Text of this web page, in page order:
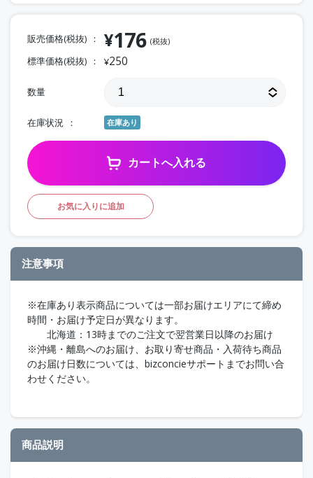
販売価格(税抜) ¥176 (税抜)
標準価格(税抜) ¥250
数量
在庫状況 在庫あり
カートへ入れる
お気に入りに追加
注意事項
※在庫あり表示商品については一部お届けエリアにて締め
時間・お届け予定日が異なります。
北海道：13時までのご注文で翌営業日以降のお届け
※沖縄・離島へのお届け、お取り寄せ商品・入荷待ち商品
のお届け日数については、bizconcieサポートまでお問い合
わせください。
商品説明